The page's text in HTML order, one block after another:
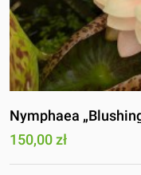
Nymphaea
150,00 zł